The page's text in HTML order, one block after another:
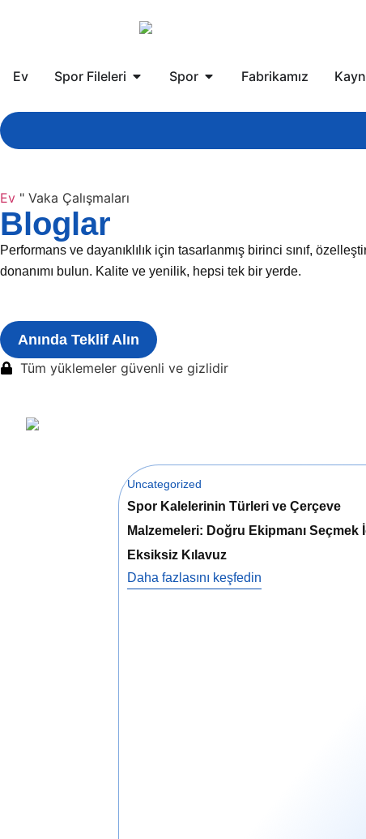
Ev Spor Fileleri Spor Fabrikamız
Ev " Vaka Çalışmaları
Bloglar
Performans ve dayanıklılık için tasarlanmış birinci sınıf,
donanımı bulun. Kalite ve yenilik, hepsi tek bir yerde.
Anında Teklif Alın
Tüm yüklemeler güvenli ve gizlidir
Uncategorized
Spor Kalelerinin Türleri ve Çerçeve
Malzemeleri: Doğru Ekipmanı Seçmek
Eksiksiz Kılavuz
Daha fazlasını keşfedin